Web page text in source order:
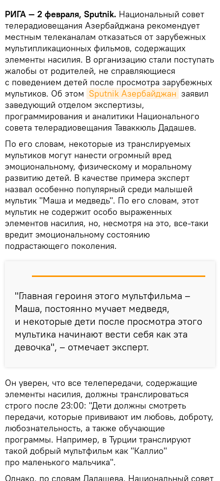
РИГА — 2 февраля, Sputnik. Национальный совет
телерадиовещания Азербайджана рекомендует
местным телеканалам отказаться от зарубежных
мультипликационных фильмов, содержащих
элементы насилия. В организацию стали поступать
жалобы от родителей, не справляющиеся
с поведением детей после просмотра зарубежных
мультиков. Об этом Sputnik Азербайджан заявил
заведующий отделом экспертизы,
программирования и аналитики Национального
совета телерадиовещания Таваккюль Дадашев.
По его словам, некоторые из транслируемых
мультиков могут нанести огромный вред
эмоциональному, физическому и моральному
развитию детей. В качестве примера эксперт
назвал особенно популярный среди малышей
мультик "Маша и медведь". По его словам, этот
мультик не содержит особо выраженных
элементов насилия, но, несмотря на это, все-таки
вредит эмоциональному состоянию
подрастающего поколения.
"Главная героиня этого мультфильма –
Маша, постоянно мучает медведя,
и некоторые дети после просмотра этого
мультика начинают вести себя как эта
девочка", – отмечает эксперт.
Он уверен, что все телепередачи, содержащие
элементы насилия, должны транслироваться
строго после 23:00: "Дети должны смотреть
передачи, которые прививают им любовь, доброту,
любознательность, а также обучающие
программы. Например, в Турции транслируют
такой добрый мультфильм как "Каллио"
про маленького мальчика".
Однако, по словам Дадашева, Национальный совет